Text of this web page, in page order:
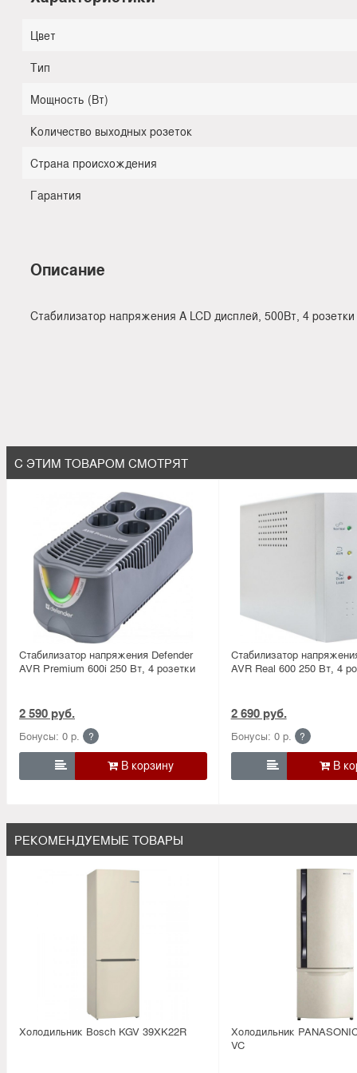
Цвет
Тип
Мощность (Вт)
Количество выходных розеток
Страна происхождения
Гарантия
Описание
Стабилизатор напряжения A LCD дисплей, 500Вт, 4 розетки
С ЭТИМ ТОВАРОМ СМОТРЯТ
Стабилизатор напряжения Defender
AVR Premium 600i 250 Вт, 4 розетки
2 590 руб.
Бонусы: 0 р. ?

Стабилизатор
AVR Real 600 250 Вт, 4
2 690 руб.
Бонусы: 0 р. ?

РЕКОМЕНДУЕМЫЕ ТОВАРЫ
Холодильник Bosсh KGV 39XK22R
Холодильник
VC